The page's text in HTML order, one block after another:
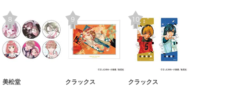
美松堂 クラックス クラックス